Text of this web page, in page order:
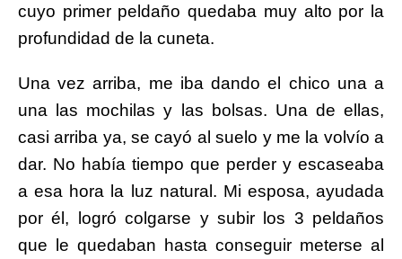
cuyo primer peldaño quedaba muy alto por la
profundidad de la cuneta.
Una vez arriba, me iba dando el chico una a
una las mochilas y las bolsas. Una de ellas,
casi arriba ya, se cayó al suelo y me la volvío a
dar. No había tiempo que perder y escaseaba
a esa hora la luz natural. Mi esposa, ayudada
por él, logró colgarse y subir los 3 peldaños
que le quedaban hasta conseguir meterse al